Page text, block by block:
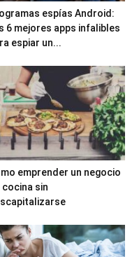
espías Android:
6 mejores apps infalibles
espiar un...
emprender un negocio
cocina sin